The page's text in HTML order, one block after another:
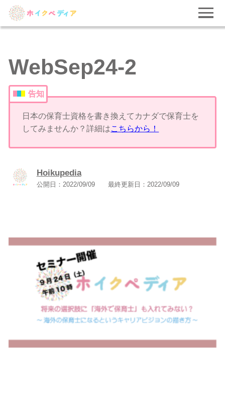
WebSep24-2
告知
日本の保育士資格を書き換えてカナダで保育士を
してみませんか？詳細はこちらから！
Hoikupedia
公開日： 2022/09/09 最終更新日： 2022/09/09